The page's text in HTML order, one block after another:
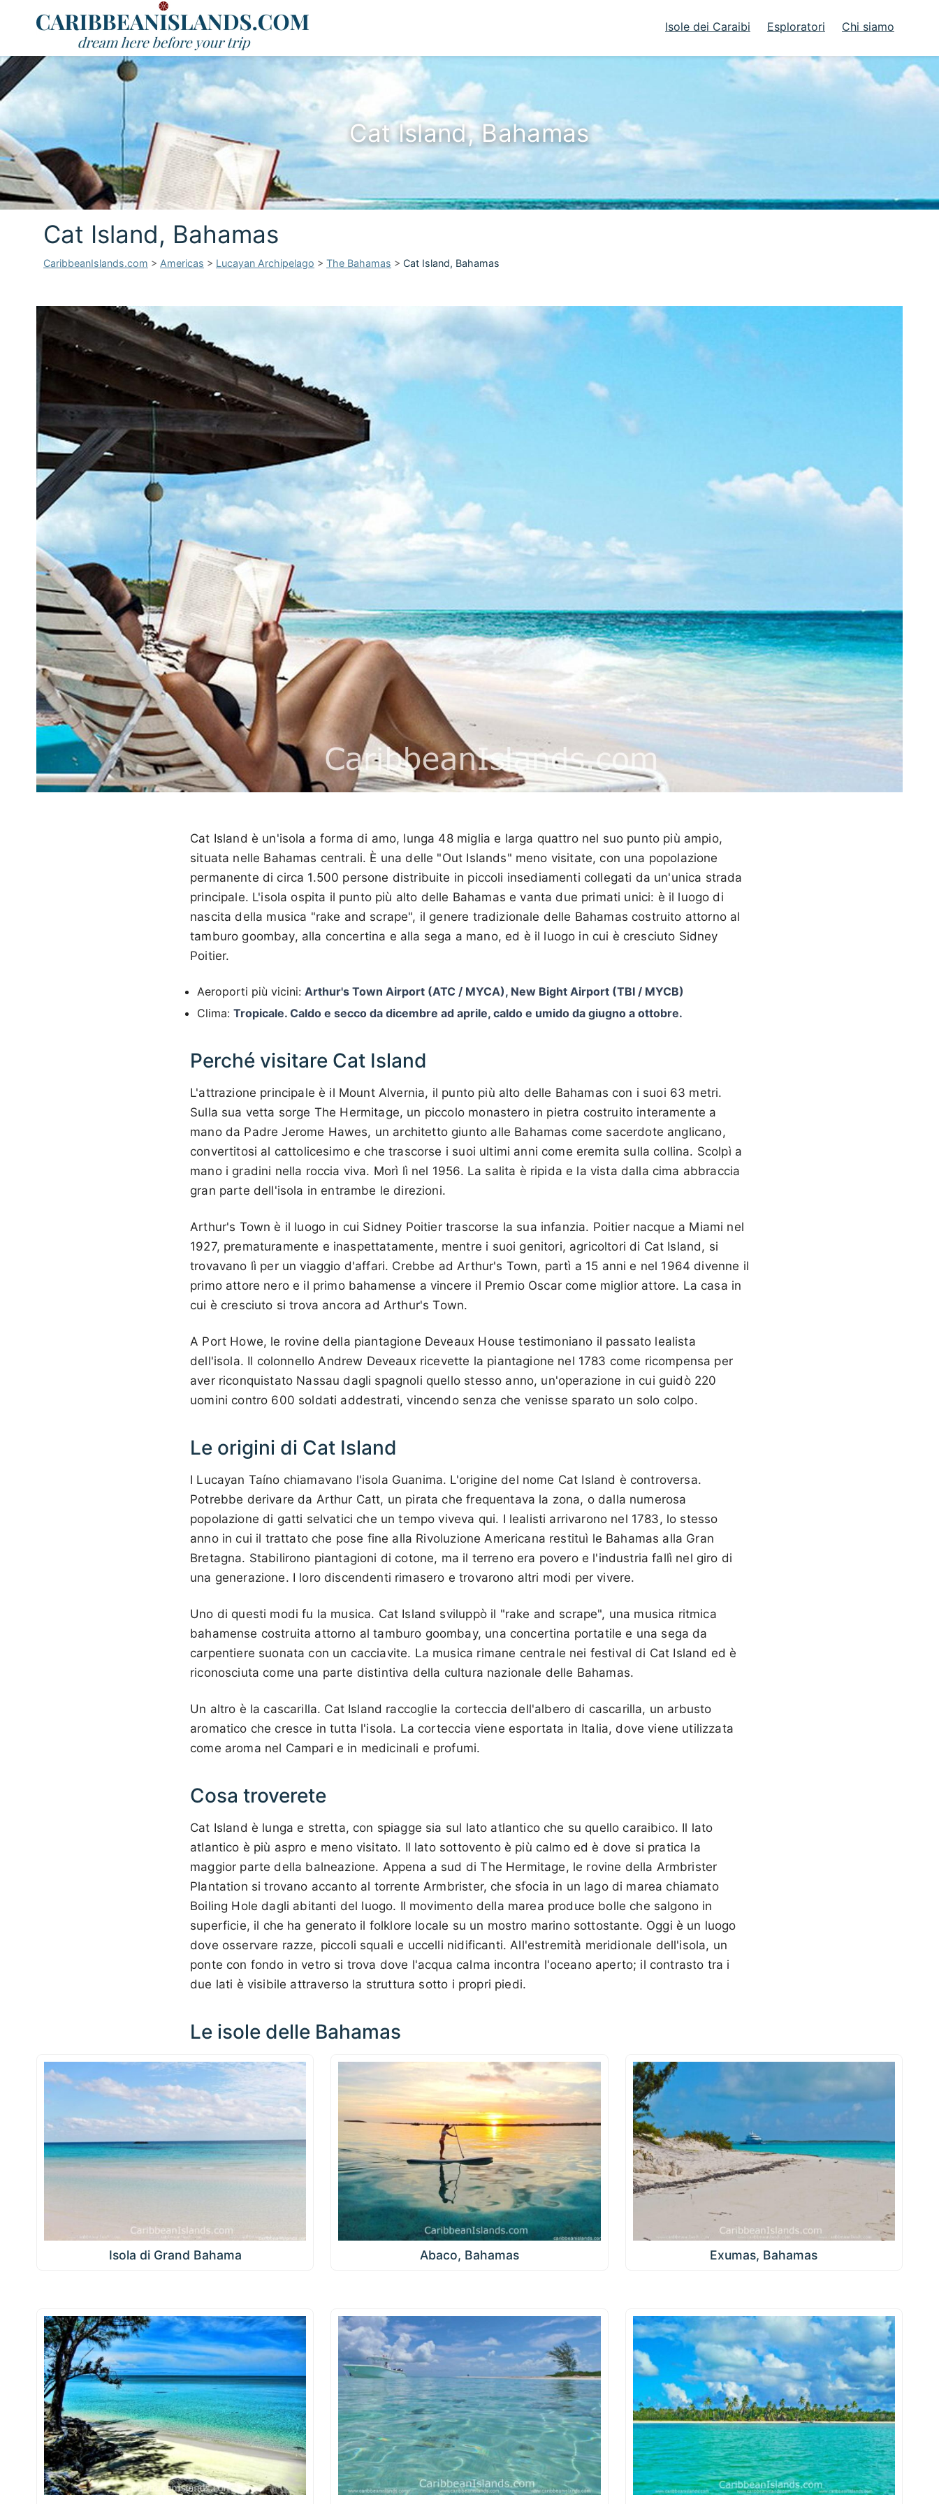
Isole dei Caraibi Esploratori Chi siamo
Cat Island, Bahamas
Cat Island, Bahamas
CaribbeanIslands.com > Americas > Lucayan Archipelago > The Bahamas > Cat Island, Bahamas
Cat Island è un'isola a forma di amo, lunga 48 miglia e larga quattro nel suo punto più ampio,
situata nelle Bahamas centrali. È una delle "Out Islands" meno visitate, con una popolazione
permanente di circa 1.500 persone distribuite in piccoli insediamenti collegati da un'unica strada
principale. L'isola ospita il punto più alto delle Bahamas e vanta due primati unici: è il luogo di
nascita della musica "rake and scrape", il genere tradizionale delle Bahamas costruito attorno al
tamburo goombay, alla concertina e alla sega a mano, ed è il luogo in cui è cresciuto Sidney
Poitier.
Aeroporti più vicini: Arthur's Town Airport (ATC / MYCA), New Bight Airport (TBI / MYCB)
Clima: Tropicale. Caldo e secco da dicembre ad aprile, caldo e umido da giugno a ottobre.
Perché visitare Cat Island
L'attrazione principale è il Mount Alvernia, il punto più alto delle Bahamas con i suoi 63 metri.
Sulla sua vetta sorge The Hermitage, un piccolo monastero in pietra costruito interamente a
mano da Padre Jerome Hawes, un architetto giunto alle Bahamas come sacerdote anglicano,
convertitosi al cattolicesimo e che trascorse i suoi ultimi anni come eremita sulla collina. Scolpì a
mano i gradini nella roccia viva. Morì lì nel 1956. La salita è ripida e la vista dalla cima abbraccia
gran parte dell'isola in entrambe le direzioni.
Arthur's Town è il luogo in cui Sidney Poitier trascorse la sua infanzia. Poitier nacque a Miami nel
1927, prematuramente e inaspettatamente, mentre i suoi genitori, agricoltori di Cat Island, si
trovavano lì per un viaggio d'affari. Crebbe ad Arthur's Town, partì a 15 anni e nel 1964 divenne il
primo attore nero e il primo bahamense a vincere il Premio Oscar come miglior attore. La casa in
cui è cresciuto si trova ancora ad Arthur's Town.
A Port Howe, le rovine della piantagione Deveaux House testimoniano il passato lealista
dell'isola. Il colonnello Andrew Deveaux ricevette la piantagione nel 1783 come ricompensa per
aver riconquistato Nassau dagli spagnoli quello stesso anno, un'operazione in cui guidò 220
uomini contro 600 soldati addestrati, vincendo senza che venisse sparato un solo colpo.
Le origini di Cat Island
I Lucayan Taíno chiamavano l'isola Guanima. L'origine del nome Cat Island è controversa.
Potrebbe derivare da Arthur Catt, un pirata che frequentava la zona, o dalla numerosa
popolazione di gatti selvatici che un tempo viveva qui. I lealisti arrivarono nel 1783, lo stesso
anno in cui il trattato che pose fine alla Rivoluzione Americana restituì le Bahamas alla Gran
Bretagna. Stabilirono piantagioni di cotone, ma il terreno era povero e l'industria fallì nel giro di
una generazione. I loro discendenti rimasero e trovarono altri modi per vivere.
Uno di questi modi fu la musica. Cat Island sviluppò il "rake and scrape", una musica ritmica
bahamense costruita attorno al tamburo goombay, una concertina portatile e una sega da
carpentiere suonata con un cacciavite. La musica rimane centrale nei festival di Cat Island ed è
riconosciuta come una parte distintiva della cultura nazionale delle Bahamas.
Un altro è la cascarilla. Cat Island raccoglie la corteccia dell'albero di cascarilla, un arbusto
aromatico che cresce in tutta l'isola. La corteccia viene esportata in Italia, dove viene utilizzata
come aroma nel Campari e in medicinali e profumi.
Cosa troverete
Cat Island è lunga e stretta, con spiagge sia sul lato atlantico che su quello caraibico. Il lato
atlantico è più aspro e meno visitato. Il lato sottovento è più calmo ed è dove si pratica la
maggior parte della balneazione. Appena a sud di The Hermitage, le rovine della Armbrister
Plantation si trovano accanto al torrente Armbrister, che sfocia in un lago di marea chiamato
Boiling Hole dagli abitanti del luogo. Il movimento della marea produce bolle che salgono in
superficie, il che ha generato il folklore locale su un mostro marino sottostante. Oggi è un luogo
dove osservare razze, piccoli squali e uccelli nidificanti. All'estremità meridionale dell'isola, un
ponte con fondo in vetro si trova dove l'acqua calma incontra l'oceano aperto; il contrasto tra i
due lati è visibile attraverso la struttura sotto i propri piedi.
Le isole delle Bahamas
Isola di Grand Bahama Abaco, Bahamas Exumas, Bahamas